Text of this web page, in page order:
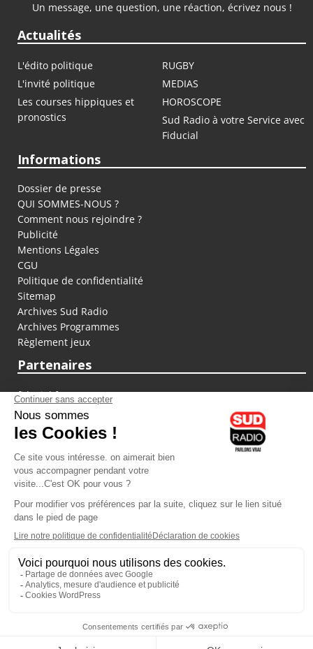
Un message, une question, une réaction, écrivez nous !
Actualités
L'édito politique
RUGBY
L'invité politique
MEDIAS
Les courses hippiques et
pronostics
HOROSCOPE
Sud Radio à votre Service avec
Fiducial
Informations
Dossier de presse
QUI SOMMES-NOUS ?
Comment nous rejoindre ?
Publicité
Mentions Légales
CGU
Politique de confidentialité
Sitemap
Archives Sud Radio
Archives Programmes
Règlement jeux
Partenaires
fiducial.fr
lyoncapitale.fr
olympique-et-lyonnais.com
L'application Iphone / Android
Téléchargez l'application
Les cookies
Gestion des cookies
Crédit photos : ©Sud Radio / Pierre Olivier
Jacques Pessis